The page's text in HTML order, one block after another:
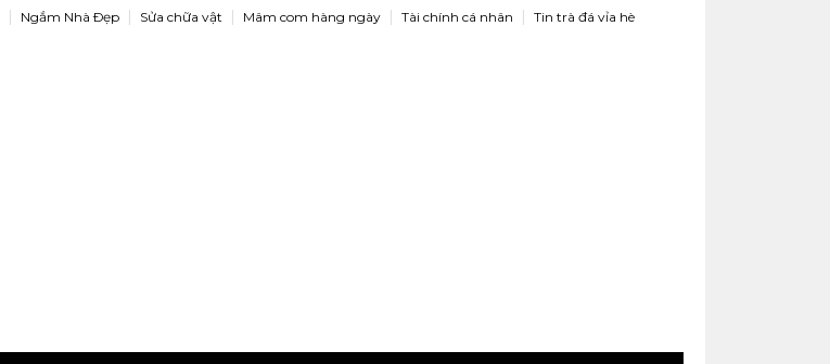
Ngắm Nhà Ðẹp Sửa chữa vật Mâm com hàng ngày Tài chính cá nhân Tin trà đá vỉa hè